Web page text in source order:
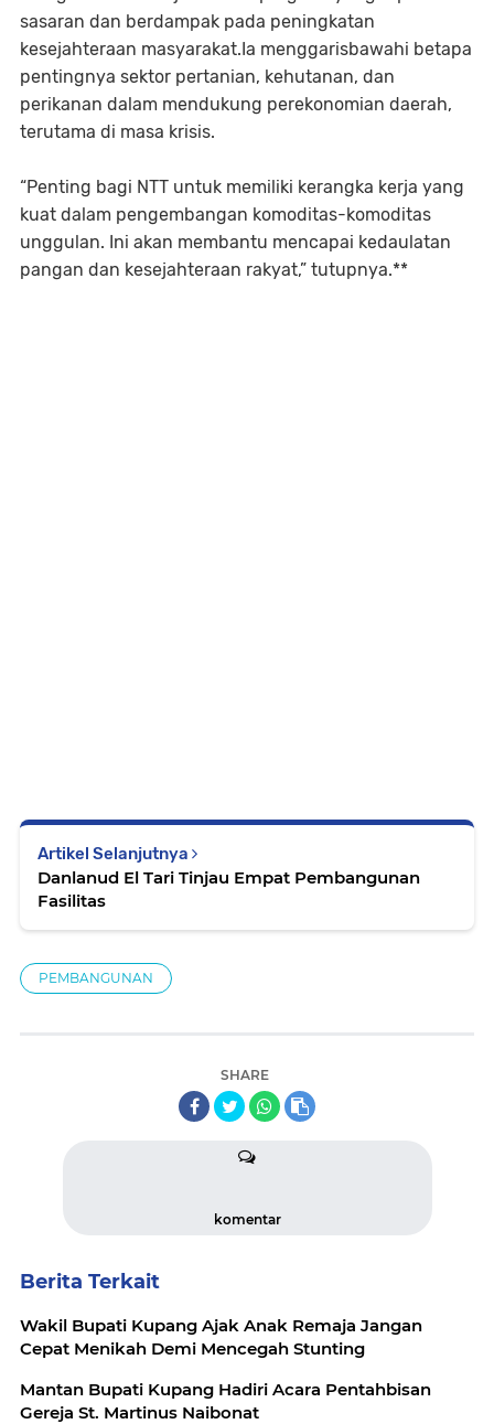
sasaran dan berdampak pada peningkatan
kesejahteraan masyarakat.Ia menggarisbawahi betapa
pentingnya sektor pertanian, kehutanan, dan
perikanan dalam mendukung perekonomian daerah,
terutama di masa krisis.
“Penting bagi NTT untuk memiliki kerangka kerja yang
kuat dalam pengembangan komoditas-komoditas
unggulan. Ini akan membantu mencapai kedaulatan
pangan dan kesejahteraan rakyat,” tutupnya.**
Artikel Selanjutnya
Danlanud El Tari Tinjau Empat Pembangunan
Fasilitas
PEMBANGUNAN
SHARE
komentar
Berita Terkait
Wakil Bupati Kupang Ajak Anak Remaja Jangan
Cepat Menikah Demi Mencegah Stunting
Mantan Bupati Kupang Hadiri Acara Pentahbisan
Gereja St. Martinus Naibonat